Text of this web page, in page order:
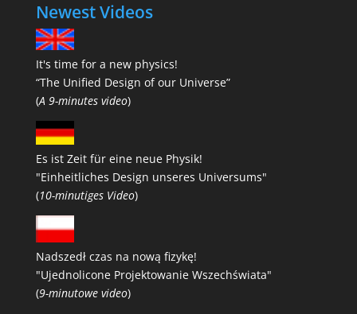
Newest Videos
It's time for a new physics!
“The Unified Design of our Universe”
(A 9-minutes video)
Es ist Zeit für eine neue Physik!
"Einheitliches Design unseres Universums"
(10-minutiges Video)
Nadszedł czas na nową fizykę!
"Ujednolicone Projektowanie Wszechświata"
(9-minutowe video)